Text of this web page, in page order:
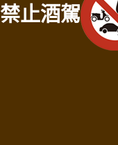
縣大湖鄉老酒收購、苗栗縣
義鄉老酒收購、苗栗
禁止酒駕